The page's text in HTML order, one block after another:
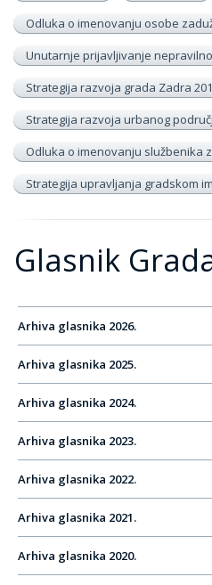
Odluka o imenovanju osobe
Unutarnje prijavljivanje
Strategija razvoja grada Zadra
Strategija razvoja urbanog
Odluka o imenovanju službenika
Strategija upravljanja gradskom
Glasnik
Arhiva glasnika 2026.
Arhiva glasnika 2025.
Arhiva glasnika 2024.
Arhiva glasnika 2023.
Arhiva glasnika 2022.
Arhiva glasnika 2021.
Arhiva glasnika 2020.